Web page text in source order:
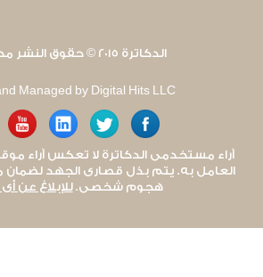
الدكاترة 2015 © حقوق النشر محفوظة
Managed by Digital Hits LLC
آراء مستخدمى الدكاترة لا تعكس آراء موقع
العامل به. يتم بذل قصارى الجهد لضمان
هجوم شخصى. للإبلاغ عن أى